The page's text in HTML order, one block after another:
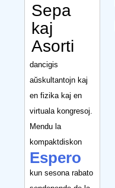
Sepa
kaj
Asorti
dancigis
aŭskultantojn kaj
en fizika kaj en
virtuala kongresoj.
Mendu la
kompaktdiskon
Espero
kun sesona rabato